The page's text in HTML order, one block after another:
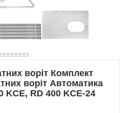
воріт Комплект
воріт Автоматика
KCE, RD 400 KCE-24